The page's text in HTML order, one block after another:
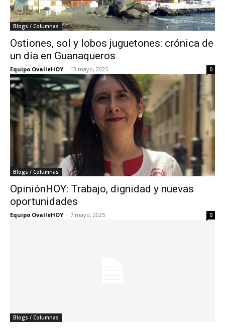
Blogs / Columnas
Ostiones, sol y lobos juguetones: crónica de
un día en Guanaqueros
Equipo OvalleHOY - 13 mayo, 2025 0
Blogs / Columnas
OpiniónHOY: Trabajo, dignidad y nuevas
oportunidades
Equipo OvalleHOY - 7 mayo, 2025 0
Blogs / Columnas